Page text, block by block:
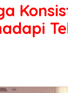
Dalam